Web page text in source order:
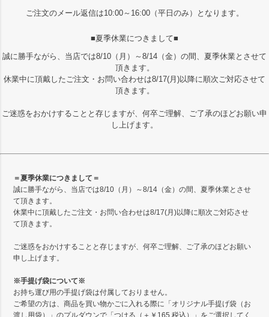
ご注文のメール返信は10:00～16:00（平日のみ）となります。
■夏季休業につきまして■
誠に勝手ながら、当店では8/10（月）～8/14（金）の間、夏季休業とさせて
頂きます。
休業中に頂戴したご注文・お問い合わせは8/17(月)以降に順次ご対応させて
頂きます。
ご迷惑をおかけすることと存じますが、何卒ご理解、ご了承のほどお願い申
し上げます。
＝夏季休業につきまして＝
誠に勝手ながら、当店では8/10（月）～8/14（金）の間、夏季休業とさせ
て頂きます。
休業中に頂戴したご注文・お問い合わせは8/17(月)以降に順次ご対応させ
て頂きます。
ご迷惑をおかけすることと存じますが、何卒ご理解、ご了承のほどお願い
申し上げます。
※手提げ袋について※
お持ち運び用の手提げ袋は付属しておりません。
ご希望の方は、商品を買い物かごに入れる際に「オリジナル手提げ袋（お
渡し用袋）」のプルダウンで「つける（＋￥165 税込）」をご選択してく